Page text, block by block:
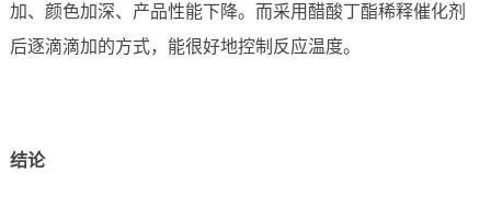
加、颜色加深、产品性能下降。而采用醋酸丁酯稀释催化剂
后逐滴滴加的方式，能很好地控制反应温度。
结论